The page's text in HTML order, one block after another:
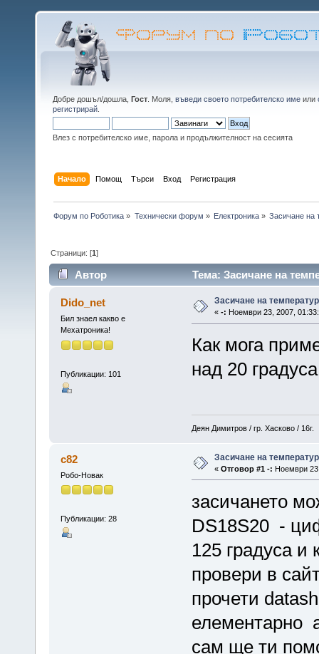
Добре дошъл/дошла, Гост . Моля, въведи своето потребителско име или
регистрирай
Влез с потребителско име, парола и продължителност на сесията
Начало Помощ Търси Вход Регистрация
Форум по Роботика » Технически форум » Електроника» Засичане на
Страници: [1]
Автор Тема: Засичане на
Dido_net
Бил знаел какво е
Мехатроника!
Публикации: 101
Засичане на
« -: Ноември 23, 2007,
Как мога
над 20
Деян Димитров / гр. Хасково / 16г.
c82
Робо-Новак
Публикации: 28
Засичане на
« Отговор #1 -: Ноември
засичането
DS18S20 -
125 градуса и
провери в
прочети
елементарно
сам ще ти